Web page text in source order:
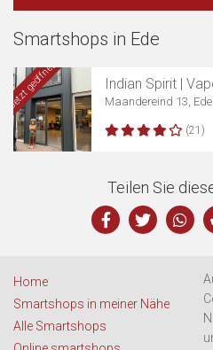
Smartshops in Ede
Jetzt geöffnet Indian Spirit |
Maandereind 13, Ede
(21)
Teilen Sie
Home
Smartshops in meiner Nähe
Alle Smartshops